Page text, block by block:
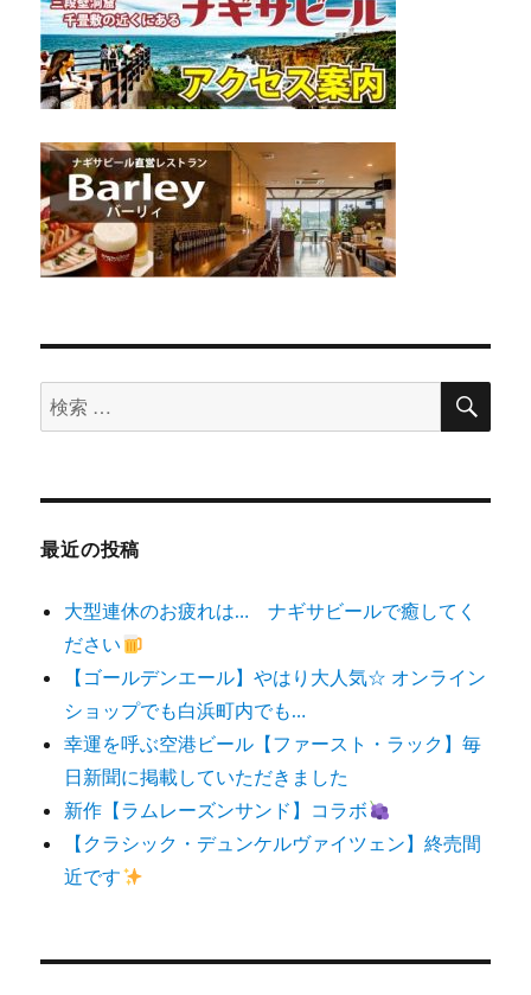
検
索
象:
検
最近の投稿
大型連休のお疲れは… ナギサビールで癒してく
ださい
【ゴールデンエール】やはり大人気☆ オンライン
ショップでも白浜町内でも…
幸運を呼ぶ空港ビール【ファースト・ラック】毎
日新聞に掲載していただきました
新作【ラムレーズンサンド】コラボ
【クラシック・デュンケルヴァイツェン】終売間
近です